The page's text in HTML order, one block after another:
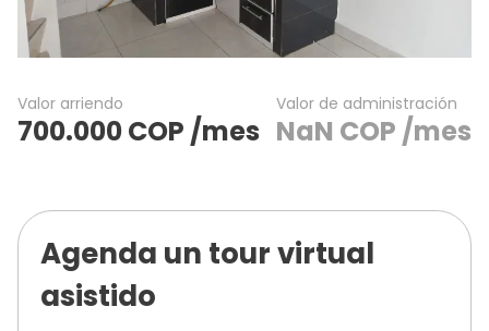
Valor arriendo
700.000COP /mes
Valor de administración
NaN COP /mes
Agenda un tour virtual
asistido